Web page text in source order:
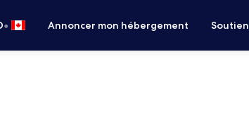
• Annoncer mon hébergement Soutien